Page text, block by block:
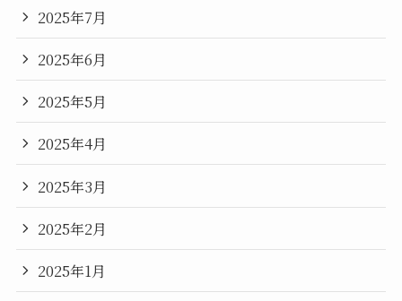
2025年7月
2025年6月
2025年5月
2025年4月
2025年3月
2025年2月
2025年1月